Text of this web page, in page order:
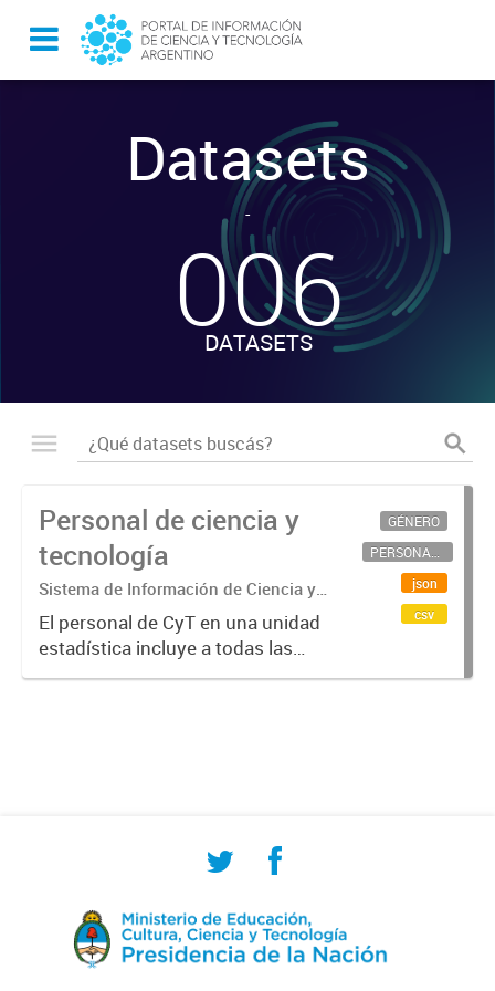
Datasets
-
006
DATASETS
Personal de ciencia y
tecnología
Sistema de Información de Ciencia y
Tecnología Argentino (SICYTAR)
El personal de CyT en una unidad
estadística incluye a todas las
personas involucradas
GÉNERO
PERSONAL CIENTÍFICO-TECNOLÓGICO
json
csv